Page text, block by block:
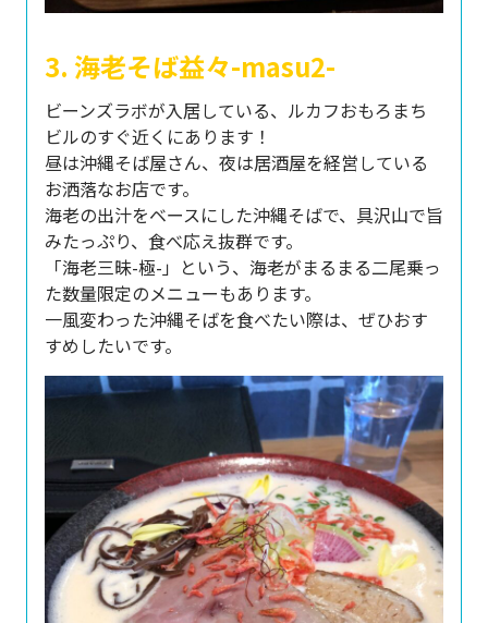
3. 海老そば益々-masu2-
ビーンズラボが入居している、ルカフおもろまち
ビルのすぐ近くにあります！
昼は沖縄そば屋さん、夜は居酒屋を経営している
お洒落なお店です。
海老の出汁をベースにした沖縄そばで、具沢山で旨
みたっぷり、食べ応え抜群です。
「海老三昧-極-」という、海老がまるまる二尾乗っ
た数量限定のメニューもあります。
一風変わった沖縄そばを食べたい際は、ぜひおす
すめしたいです。